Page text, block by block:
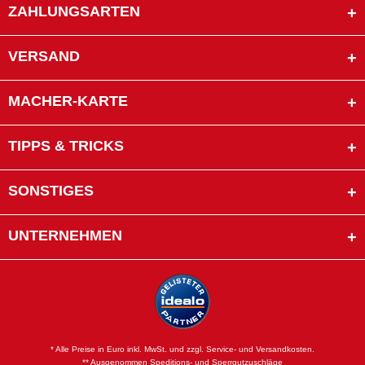
ZAHLUNGSARTEN
VERSAND
MACHER-KARTE
TIPPS & TRICKS
SONSTIGES
UNTERNEHMEN
* Alle Preise in Euro inkl. MwSt. und zzgl. Service- und Versandkosten.
** Ausgenommen Speditions- und Sperrgutzuschläge